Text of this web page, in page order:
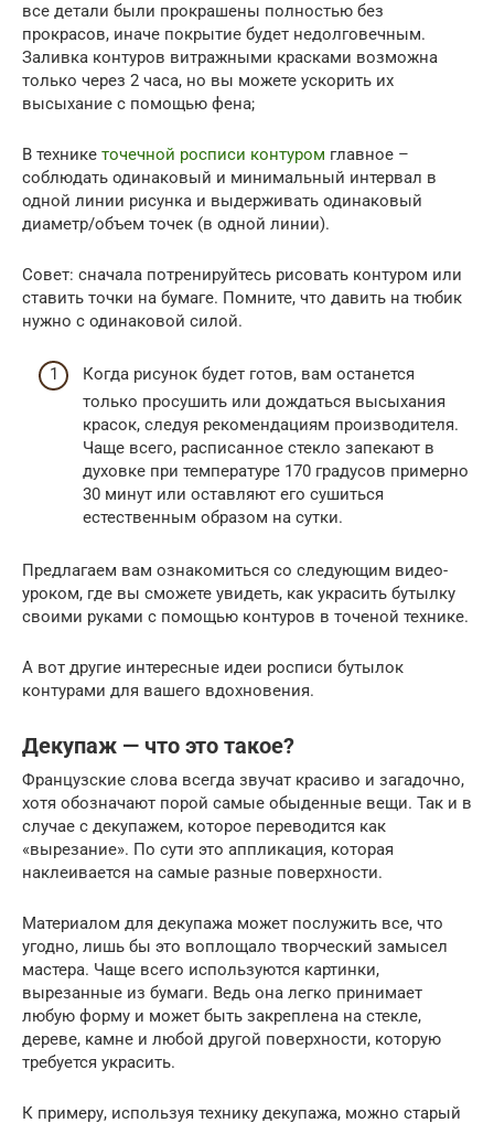
все детали были прокрашены полностью без
прокрасов, иначе покрытие будет недолговечным.
Заливка контуров витражными красками возможна
только через 2 часа, но вы можете ускорить их
высыхание с помощью фена;
В технике точечной росписи контуром главное –
соблюдать одинаковый и минимальный интервал в
одной линии рисунка и выдерживать одинаковый
диаметр/объем точек (в одной линии).
Совет: сначала потренируйтесь рисовать контуром или
ставить точки на бумаге. Помните, что давить на тюбик
нужно с одинаковой силой.
Когда рисунок будет готов, вам останется
только просушить или дождаться высыхания
красок, следуя рекомендациям производителя.
Чаще всего, расписанное стекло запекают в
духовке при температуре 170 градусов примерно
30 минут или оставляют его сушиться
естественным образом на сутки.
Предлагаем вам ознакомиться со следующим видео-
уроком, где вы сможете увидеть, как украсить бутылку
своими руками с помощью контуров в точеной технике.
А вот другие интересные идеи росписи бутылок
контурами для вашего вдохновения.
Декупаж — что это такое?
Французские слова всегда звучат красиво и загадочно,
хотя обозначают порой самые обыденные вещи. Так и в
случае с декупажем, которое переводится как
«вырезание». По сути это аппликация, которая
наклеивается на самые разные поверхности.
Материалом для декупажа может послужить все, что
угодно, лишь бы это воплощало творческий замысел
мастера. Чаще всего используются картинки,
вырезанные из бумаги. Ведь она легко принимает
любую форму и может быть закреплена на стекле,
дереве, камне и любой другой поверхности, которую
требуется украсить.
К примеру, используя технику декупажа, можно старый